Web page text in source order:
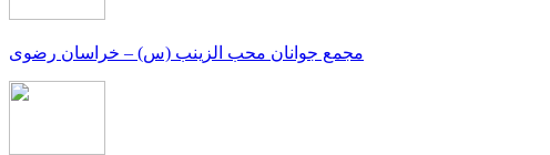
مجمع جوانان محب الزینب (س) – خراسان رضوی